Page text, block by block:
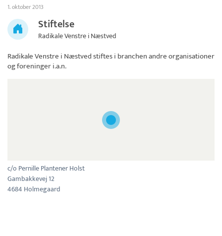
1. oktober 2013
Stiftelse
Radikale Venstre i Næstved
Radikale Venstre i Næstvedstiftes i branchen andre organisationer
og foreninger i.a.n.
c/o Pernille Plantener Holst
Gambakkevej 12
4684 Holmegaard